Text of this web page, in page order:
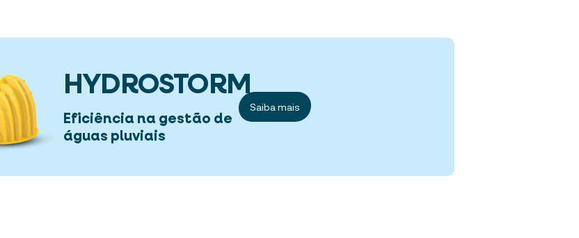
HYDROSTORM
Eficiência na gestão de
águas pluviais
Saiba mais